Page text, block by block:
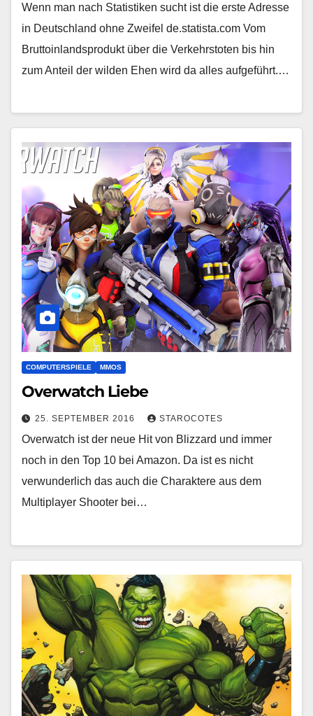
Wenn man nach Statistiken sucht ist die erste Adresse
in Deutschland ohne Zweifel de.statista.com Vom
Bruttoinlandsprodukt über die Verkehrstoten bis hin
zum Anteil der wilden Ehen wird da alles aufgeführt.…
COMPUTERSPIELE MMOS
Overwatch Liebe
25. SEPTEMBER 2016 STAROCOTES
Overwatch ist der neue Hit von Blizzard und immer
noch in den Top 10 bei Amazon. Da ist es nicht
verwunderlich das auch die Charaktere aus dem
Multiplayer Shooter bei…